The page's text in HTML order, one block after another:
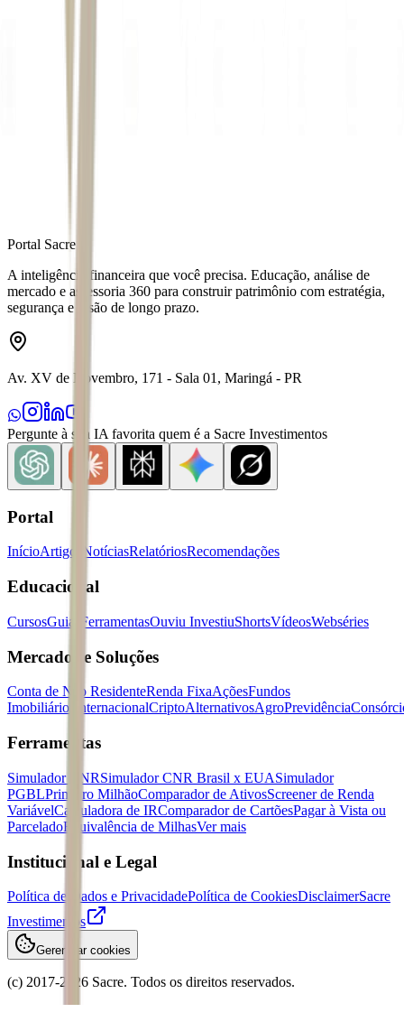
Portal Sacre
A inteligência financeira que você precisa. Educação, análise de
mercado e assessoria 360 para construir patrimônio com estratégia,
segurança e visão de longo prazo.
Av. XV de Novembro, 171 - Sala 01, Maringá - PR
Pergunte à sua IA favorita quem é a Sacre Investimentos
Portal
InícioArtigos NotíciasRelatóriosRecomendações
Educacional
CursosGuias FerramentasOuviu InvestiuShortsVídeosWebséries
Mercados e Soluções
Conta de Não ResidenteRenda FixaAçõesFundos
Imobiliários
InternacionalCriptoAlternativosAgroPrevidência
Ferramentas
Simulador CNRSimulador CNR Brasil x EUASimulador
PGBLPrimeiro MilhãoComparador de AtivosScreener de Renda
VariávelCalculadora de IRComparador de CartõesPagar à Vista ou
ParceladoEquivalência de MilhasVer mais
Institucional e Legal
Política de Dados e PrivacidadePolítica de CookiesDisclaimerSacre
Investimentos
Gerenciar cookies
(c) 2017-2026 Sacre. Todos os direitos reservados.